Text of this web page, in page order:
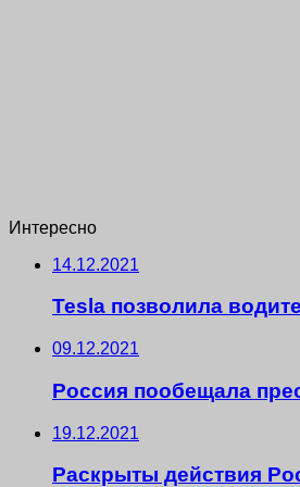
Интересно
14.12.2021
Tesla позволила
09.12.2021
Россия пообещала
19.12.2021
Раскрыты действия